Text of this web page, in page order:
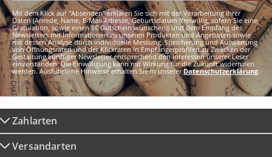
Mit dem Klick auf "Absenden" erklären Sie sich mit der Verarbeitung Ihrer
Daten (Anrede, Name, E-Mail Adresse, Geburtsdatum (freiwillig, sofern Sie eine
Gratulation, sowie einen 8€ Gutschein wünschen)) und dem Empfang des
Newsletters mit Informationen zu unseren Produkten und Angeboten sowie
mit dessen Analyse durch individuelle Messung, Speicherung und Auswertung
von Öffnungsraten und der Klickraten in Empfängerprofilen zu Zwecken der
Gestaltung künftiger Newsletter entsprechend den Interessen unserer Leser
einverstanden. Die Einwilligung kann mit Wirkung für die Zukunft widerrufen
werden. Ausführliche Hinweise erhalten Sie in unsererDatenschutzerklärung.
Zahlarten
Versandarten